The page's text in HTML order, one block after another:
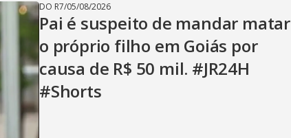
DO R7/05/08/2026
Pai é suspeito de mandar matar
o próprio filho em Goiás por
causa de R$ 50 mil. #JR24H
#Shorts